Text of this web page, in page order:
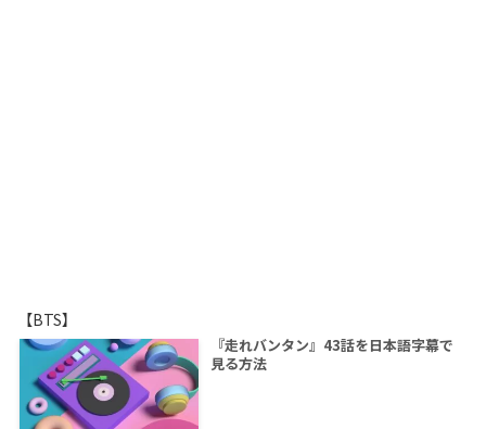
【BTS】
『走れバンタン』43話を日本語字幕で
見る方法